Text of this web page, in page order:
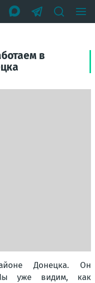
в
Донецка. Он
Мы уже видим, как